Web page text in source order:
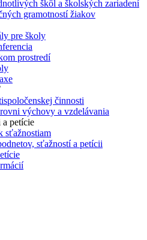
škôl a školských zariadení
gramotností žiakov
pre školy
prostredí
činnosti
výchovy a vzdelávania
a petície
sťažnostiam
sťažností a petícii